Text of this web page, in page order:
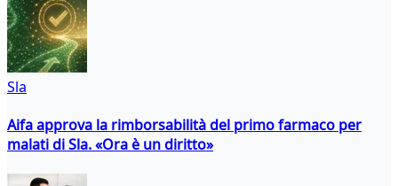
Sla
Aifa approva la rimborsabilità del primo farmaco per
malati di Sla. «Ora è un diritto»